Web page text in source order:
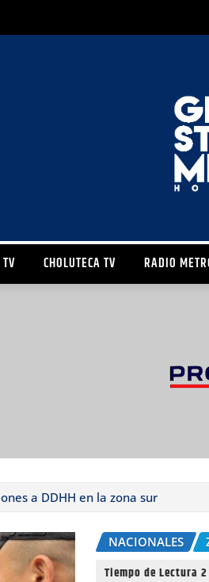
CHOLUTECA TV RADIO
a DDHH en la zona sur
NACIONALES